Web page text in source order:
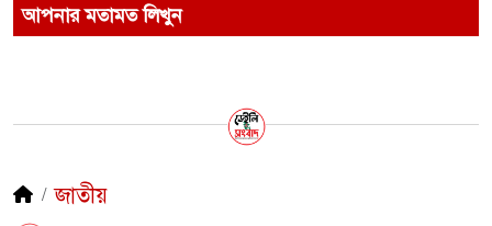
আপনার মতামত লিখুন
জাতীয়